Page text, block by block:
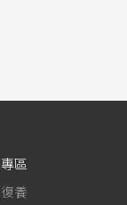
區
養